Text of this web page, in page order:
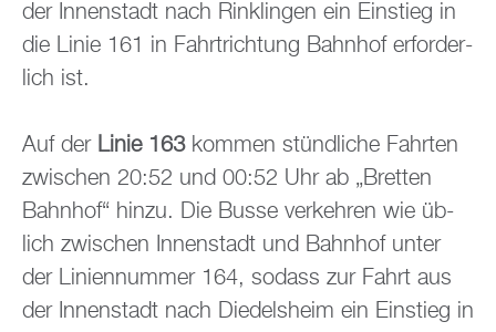
der In­nen­stadt nach Rin­klin­gen ein Ein­stieg in
die Linie 161 in Fahrt­rich­tung Bahn­hof er­for­der­
lich ist.
Auf der Linie 163kom­men stünd­li­che Fahr­ten
zwi­schen 20:52 und 00:52 Uhr ab „Brett­en
Bahn­hof“ hinzu. Die Busse ver­keh­ren wie üb­
lich zwi­schen In­nen­stadt und Bahn­hof unter
der Li­ni­en­num­mer 164, so­dass zur Fahrt aus
der In­nen­stadt nach Di­edels­heim ein Ein­stieg in